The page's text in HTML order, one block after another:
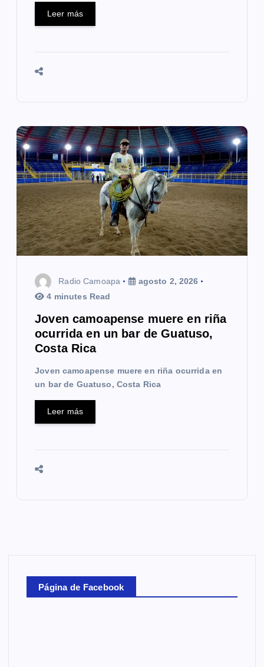
Leer más
Radio Camoapa
agosto 2, 2026
4 minutes Read
Joven camoapense muere en riña
ocurrida en un bar de Guatuso,
Costa Rica
Joven camoapense muere en riña ocurrida en
un bar de Guatuso, Costa Rica
Leer más
Página de Facebook